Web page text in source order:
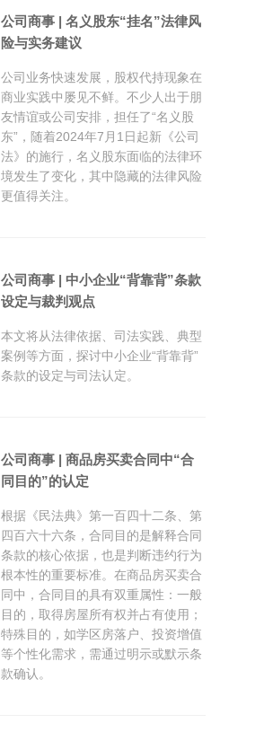
公司商事 | 名义股东“挂名”法律风
险与实务建议
公司业务快速发展，股权代持现象在
商业实践中屡见不鲜。不少人出于朋
友情谊或公司安排，担任了“名义股
东”，随着2024年7月1日起新《公司
法》的施行，名义股东面临的法律环
境发生了变化，其中隐藏的法律风险
更值得关注。
公司商事 | 中小企业“背靠背”条款
设定与裁判观点
本文将从法律依据、司法实践、典型
案例等方面，探讨中小企业“背靠背”
条款的设定与司法认定。
公司商事 | 商品房买卖合同中“合
同目的”的认定
根据《民法典》第一百四十二条、第
四百六十六条，合同目的是解释合同
条款的核心依据，也是判断违约行为
根本性的重要标准。在商品房买卖合
同中，合同目的具有双重属性：一般
目的，取得房屋所有权并占有使用；
特殊目的，如学区房落户、投资增值
等个性化需求，需通过明示或默示条
款确认。